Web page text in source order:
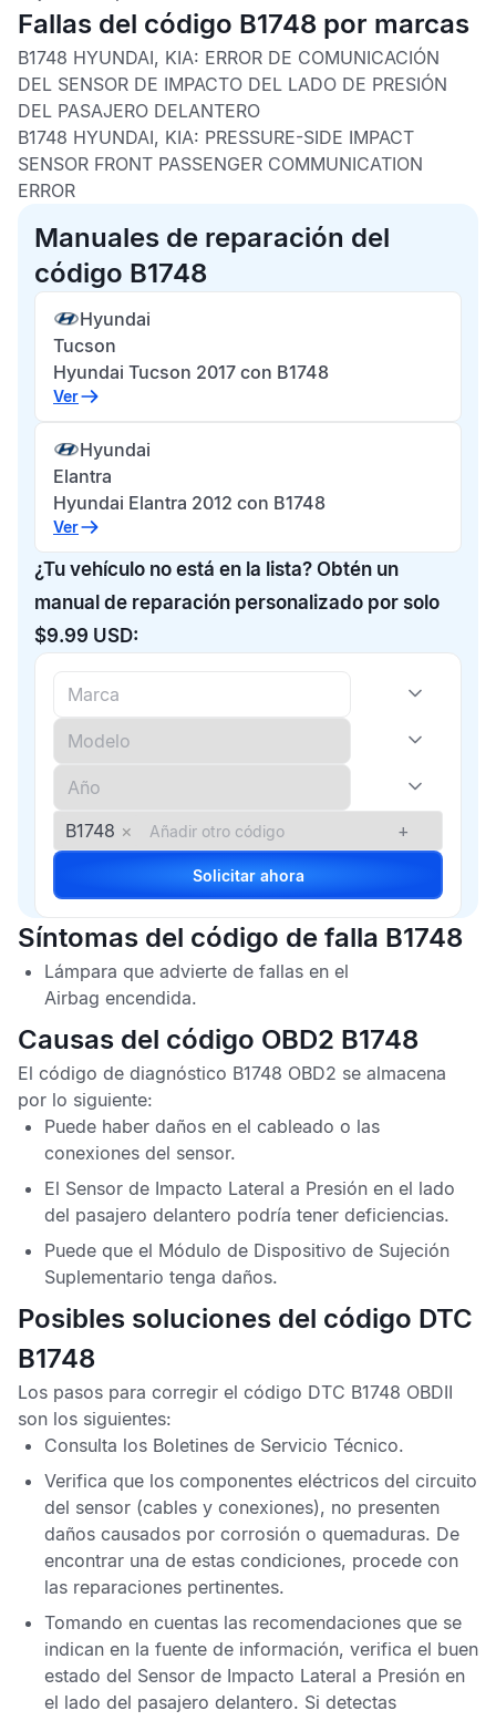
Fallas del código B1748 por marcas
B1748 HYUNDAI, KIA: ERROR DE COMUNICACIÓN
DEL SENSOR DE IMPACTO DEL LADO DE PRESIÓN
DEL PASAJERO DELANTERO
B1748 HYUNDAI, KIA: PRESSURE-SIDE IMPACT
SENSOR FRONT PASSENGER COMMUNICATION
ERROR
Manuales de reparación del
código B1748
Hyundai
Tucson
Hyundai Tucson 2017 con B1748
Ver
Hyundai
Elantra
Hyundai Elantra 2012 con B1748
Ver
¿Tu vehículo no está en la lista? Obtén un
manual de reparación personalizado por solo
$9.99 USD:
B1748 × +
Solicitar ahora
Síntomas del código de falla B1748
Lámpara que advierte de fallas en el
Airbag encendida.
Causas del código OBD2 B1748
El código de diagnóstico B1748 OBD2 se almacena
por lo siguiente:
Puede haber daños en el cableado o las
conexiones del sensor.
El Sensor de Impacto Lateral a Presión en el lado
del pasajero delantero podría tener deficiencias.
Puede que el Módulo de Dispositivo de Sujeción
Suplementario tenga daños.
Posibles soluciones del código DTC
B1748
Los pasos para corregir el código DTC B1748 OBDII
son los siguientes:
Consulta los Boletines de Servicio Técnico.
Verifica que los componentes eléctricos del circuito
del sensor (cables y conexiones), no presenten
daños causados por corrosión o quemaduras. De
encontrar una de estas condiciones, procede con
las reparaciones pertinentes.
Tomando en cuentas las recomendaciones que se
indican en la fuente de información, verifica el buen
estado del Sensor de Impacto Lateral a Presión en
el lado del pasajero delantero. Si detectas